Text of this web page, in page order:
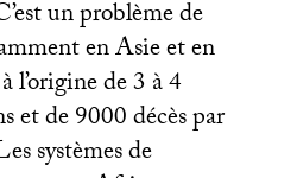
un problème de
en Asie et en
l’origine de 3 à 4
et de 9000 décès par
systèmes de